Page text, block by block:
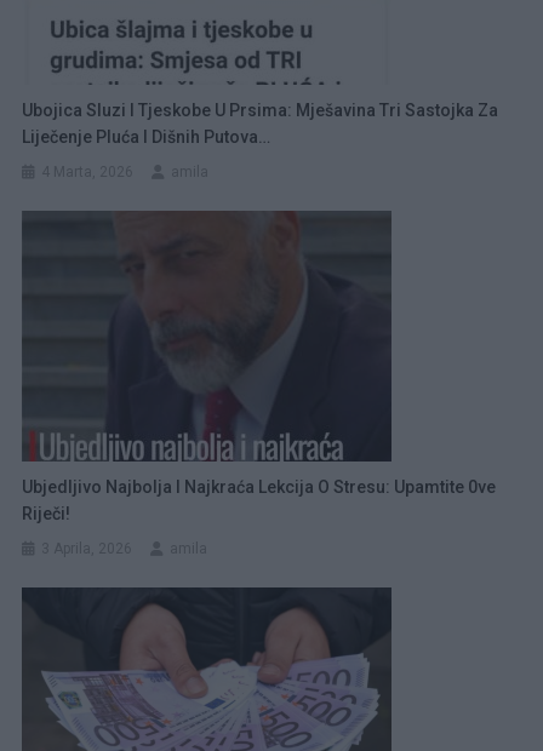
Ubojica Sluzi I Tjeskobe U Prsima: Mješavina Tri Sastojka Za
Liječenje Pluća I Dišnih Putova…
Ubjedljivo Najbolja I Najkraća Lekcija O Stresu: Upamtite 0ve
Riječi!